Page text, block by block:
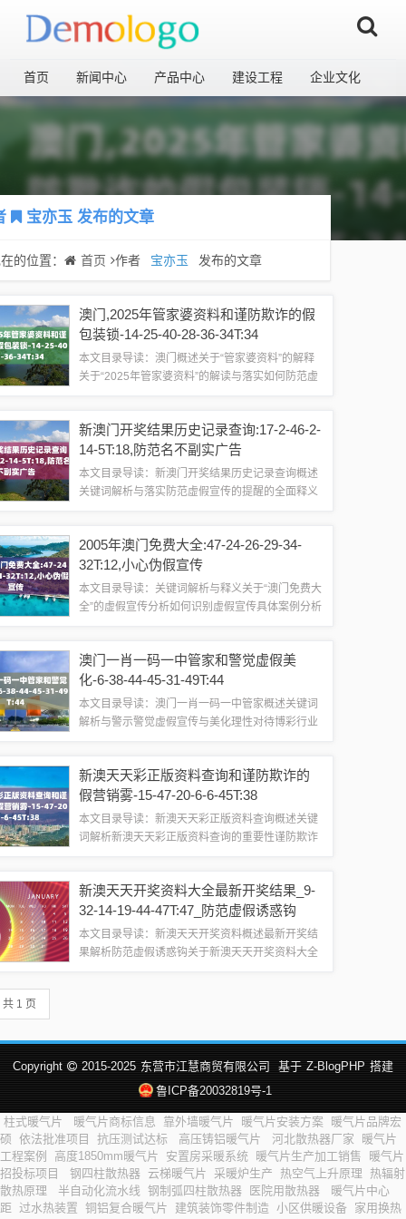
首页 新闻中心 产品中心 建设工程 企业文化
宝亦玉发布的文章
的位置： 首页 作者 宝亦玉 发布的文章
澳门,2025年管家婆资料和谨防欺诈的假
包装锁-14-25-40-28-36-34T:34
本文目录导读：澳门概述关于“管家婆资料”的解释
关于“2025年管家婆资料”的解读与落实如何防范虚
着人们的关注，近年来，随着科技的...
新澳门开奖结果历史记录查询:17-2-46-2-
14-5T:18,防范名不副实广告
本文目录导读：新澳门开奖结果历史记录查询概述
关键词解析与落实防范虚假宣传的提醒的全面释义
通常指的是查询新澳门地区的彩票开奖结果的...
2005年澳门免费大全:47-24-26-29-34-
32T:12,小心伪假宣传
本文目录导读：关键词解析与释义关于“澳门免费大
全”的虚假宣传分析如何识别虚假宣传具体案例分析
出现了关于“澳门免费大全”的虚假宣传...
澳门一肖一码一中管家和警觉虚假美
化-6-38-44-45-31-49T:44
本文目录导读：澳门一肖一码一中管家概述关键词
解析与警示警觉虚假宣传与美化理性对待博彩行业
一中管家是一个涉及博彩、预测等关键词的词...
新澳天天彩正版资料查询和谨防欺诈的
假营销雾-15-47-20-6-6-45T:38
本文目录导读：新澳天天彩正版资料查询概述关键
词解析新澳天天彩正版资料查询的重要性谨防欺诈
新澳天天彩是一个广为人知的彩票游戏，随着...
新澳天天开奖资料大全最新开奖结果_9-
32-14-19-44-47T:47_防范虚假诱惑钩
本文目录导读：新澳天天开奖资料概述最新开奖结
果解析防范虚假诱惑钩关于新澳天天开奖资料大全
共 1 页
Copyright 2015-2025 东营市江慧商贸有限公司 基于 Z-BlogPHP 搭建
鲁ICP备20032819号-1
柱式暖气片 暖气片商标信息 靠外墙暖气片 暖气片安装方案
暖气片品牌宏
硕 依法批准项目 抗压测试达标 高压铸铝暖气片 河北散热器厂家
暖气片
工程案例
高度1850mm暖气片 安置房采暖系统 暖气片生产加工销售
暖气片
招投标项目
钢四柱散热器 云梯暖气片 采暖炉生产 热空气上升原理
热辐射
散热原理
半自动化流水线 钢制弧四柱散热器 医院用散热器
暖气片中心
距 过水热装置 铜铝复合暖气片 建筑装饰零件制造 小区供暖设备 家用换热